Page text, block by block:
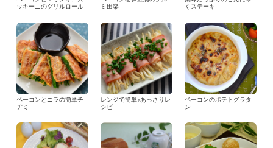
ッキーニのグリルロール
ミ田楽
くステーキ
ベーコンとニラの簡単チ
ヂミ
レンジで簡単♪あっさりレ
シピ
ベーコンのポテトグラタ
ン